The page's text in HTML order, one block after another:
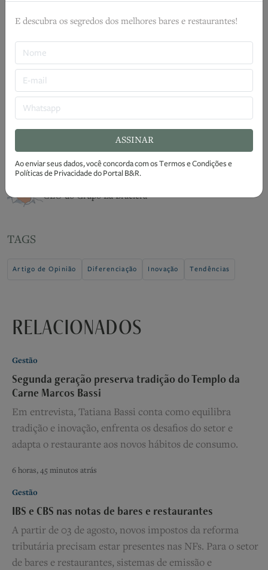
Prepare sua equipe para a demanda na alta
temporada
Este texto tem caráter opinativo. As ideias e
conceitos expressos no artigo são de inteira
responsabilidade do autor.
Daniel Lucco
CEO do Grupo La Braciera
TAGS
Artigo de Opinião Diferenciação Inovação Tendências
RELACIONADOS
Gestão
Segunda geração preserva tradição do Templo da
Carne Marcos Bassi
Em entrevista, Tatiana Bassi conta como equilibra
tradição e inovação, enfrenta os desafios do setor e
adapta o restaurante aos novos hábitos de consumo.
6 horas, 45 minutos atrás
Gestão
IBS e CBS nas notas de bares e restaurantes
A partir de 03 de agosto, novos impostos da reforma
tributária precisam estar presentes nas NFs. Para o setor
de bares e restaurantes, sistemas de emissão e
E descubra os segredos dos melhores bares e restaurantes!
ASSINAR
Ao enviar seus dados, você concorda com osTermos e Condiçõese
Políticas de Privacidadedo Portal B&R.